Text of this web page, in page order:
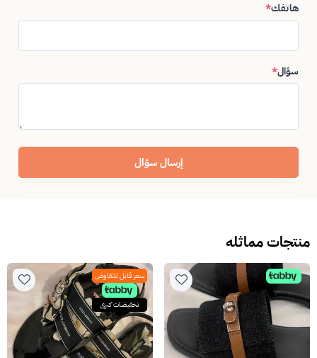
هاتفك*
سؤال*
إرسال سؤال
منتجات مماثله
سعر قابل للتفاوض
تخفيضات كبرى